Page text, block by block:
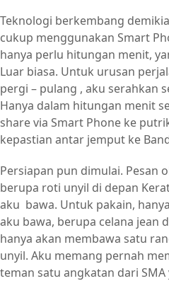
Teknologi berkembang
cukup menggunakan Smart
hanya perlu hitungan menit,
Luar biasa. Untuk urusan
pergi – pulang , aku serahkan
Hanya dalam hitungan menit
share via Smart Phone ke
kepastian antar jemput ke
Persiapan pun dimulai. Pesan
berupa roti unyil di depan
aku bawa. Untuk pakain,
aku bawa, berupa celana jean
hanya akan membawa satu
unyil. Aku memang pernah
teman satu angkatan dari